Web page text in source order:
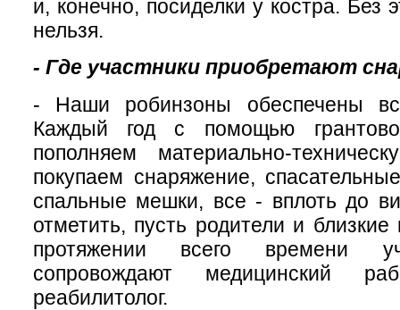
и, конечно, посиделки у костра. Без
нельзя.
- Где участники приобретают
- Наши робинзоны обеспечены
Каждый год с помощью
пополняем материально-
покупаем снаряжение,
спальные мешки, все - вплоть до
отметить, пусть родители и
протяжении всего времени
сопровождают медицинский
реабилитолог.